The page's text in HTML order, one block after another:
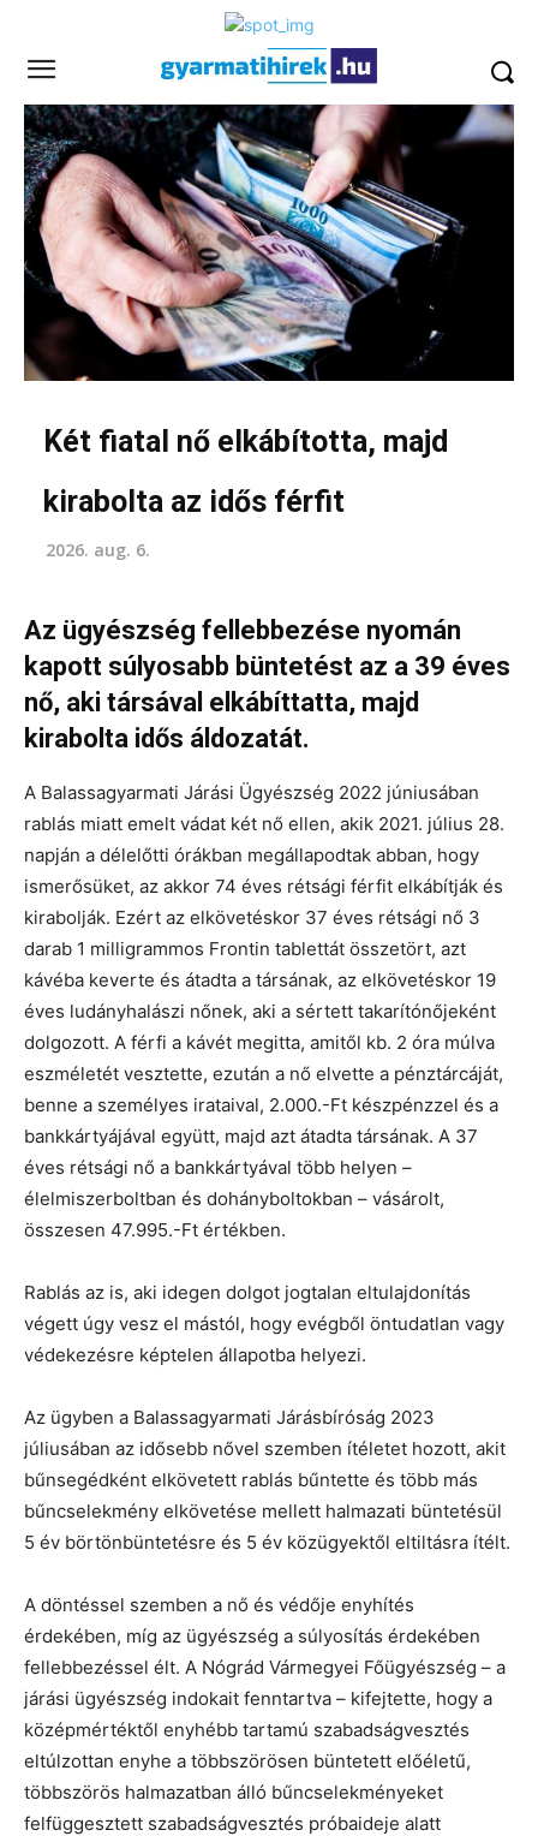
Két fiatal nő elkábította, majd
kirabolta az idős férfit
2026. aug. 6.
Az ügyészség fellebbezése nyomán
kapott súlyosabb büntetést az a 39 éves
nő, aki társával elkábíttatta, majd
kirabolta idős áldozatát.
A Balassagyarmati Járási Ügyészség 2022 júniusában
rablás miatt emelt vádat két nő ellen, akik 2021. július 28.
napján a délelőtti órákban megállapodtak abban, hogy
ismerősüket, az akkor 74 éves rétsági férfit elkábítják és
kirabolják. Ezért az elkövetéskor 37 éves rétsági nő 3
darab 1 milligrammos Frontin tablettát összetört, azt
kávéba keverte és átadta a társának, az elkövetéskor 19
éves ludányhalászi nőnek, aki a sértett takarítónőjeként
dolgozott. A férfi a kávét megitta, amitől kb. 2 óra múlva
eszméletét vesztette, ezután a nő elvette a pénztárcáját,
benne a személyes irataival, 2.000.-Ft készpénzzel és a
bankkártyájával együtt, majd azt átadta társának. A 37
éves rétsági nő a bankkártyával több helyen –
élelmiszerboltban és dohányboltokban – vásárolt,
összesen 47.995.-Ft értékben.
Rablás az is, aki idegen dolgot jogtalan eltulajdonítás
végett úgy vesz el mástól, hogy evégből öntudatlan vagy
védekezésre képtelen állapotba helyezi.
Az ügyben a Balassagyarmati Járásbíróság 2023
júliusában az idősebb nővel szemben ítéletet hozott, akit
bűnsegédként elkövetett rablás bűntette és több más
bűncselekmény elkövetése mellett halmazati büntetésül
5 év börtönbüntetésre és 5 év közügyektől eltiltásra ítélt.
A döntéssel szemben a nő és védője enyhítés
érdekében, míg az ügyészség a súlyosítás érdekében
fellebbezéssel élt. A Nógrád Vármegyei Főügyészség – a
járási ügyészség indokait fenntartva – kifejtette, hogy a
középmértéktől enyhébb tartamú szabadságvesztés
eltúlzottan enyhe a többszörösen büntetett előéletű,
többszörös halmazatban álló bűncselekményeket
felfüggesztett szabadságvesztés próbaideje alatt